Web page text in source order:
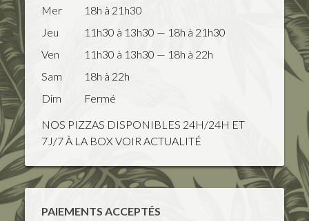
Mer
18h à 21h30
Jeu
11h30 à 13h30 — 18h à 21h30
Ven
11h30 à 13h30 — 18h à 22h
Sam
18h à 22h
Dim
Fermé
NOS PIZZAS DISPONIBLES 24H/24H ET
7J/7 À LA BOX VOIR ACTUALITÉ
PAIEMENTS ACCEPTÉS